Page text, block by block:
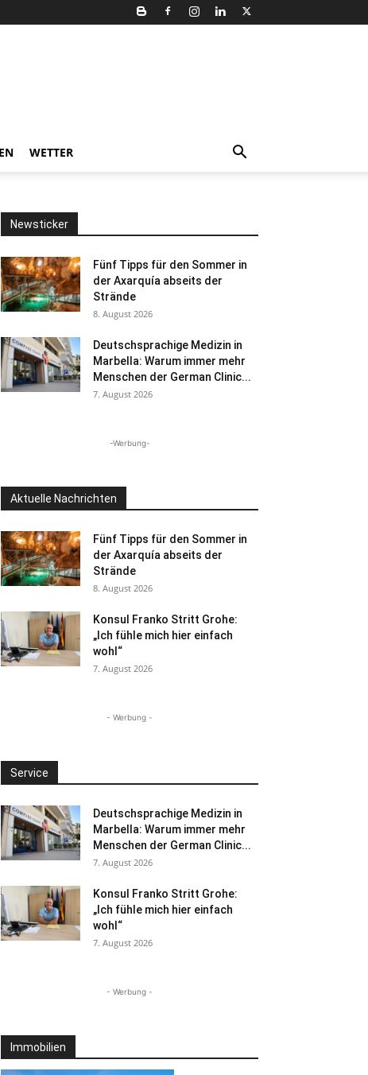
WETTER
Newsticker
Fünf Tipps für den Sommer in
der Axarquía abseits der
Strände
8. August 2026
Deutschsprachige Medizin in
Marbella: Warum immer mehr
Menschen der German Clinic...
7. August 2026
-Werbung-
Aktuelle Nachrichten
Fünf Tipps für den Sommer in
der Axarquía abseits der
Strände
8. August 2026
Konsul Franko Stritt Grohe:
„Ich fühle mich hier einfach
wohl“
7. August 2026
- Werbung -
Service
Deutschsprachige Medizin in
Marbella: Warum immer mehr
Menschen der German Clinic...
7. August 2026
Konsul Franko Stritt Grohe:
„Ich fühle mich hier einfach
wohl“
7. August 2026
- Werbung -
Immobilien